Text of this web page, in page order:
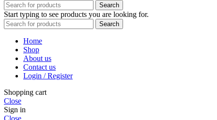
Search
Start typing to see products you are looking for.
Search
Home
Shop
About us
Contact us
Login / Register
Shopping cart
Close
Sign in
Close